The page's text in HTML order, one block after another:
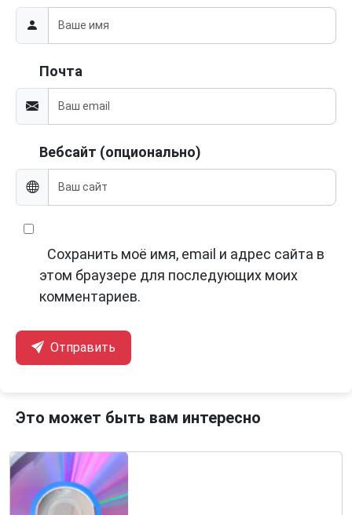
Почта
Вебсайт (опционально)
Сохранить моё имя, email и адрес сайта в
этом браузере для последующих моих
комментариев.
Отправить
Это может быть вам интересно